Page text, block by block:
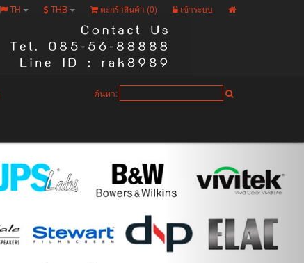
เข้าระบบ
ตะกร้าสินค้า (0)
THB
TH
ค้นหา: